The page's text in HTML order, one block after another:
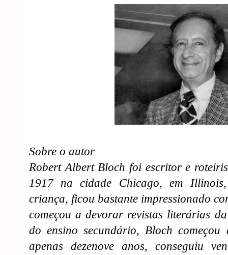
Sobre o autor
Robert Albert Bloch foi escritor e
1917 na cidade Chicago, em
criança, ficou bastante impressionado
começou a devorar revistas literárias
do ensino secundário, Bloch
apenas dezenove anos, conseguiu